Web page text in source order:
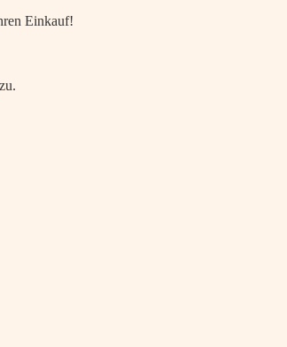
Einkauf!
zu.